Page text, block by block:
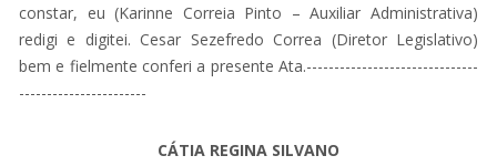
constar, eu (Karinne Correia Pinto – Auxiliar Administrativa)
redigi e digitei. Cesar Sezefredo Correa (Diretor Legislativo)
bem e fielmente conferi a presente Ata.-------------------------------
-----------------------
CÁTIA REGINA SILVANO